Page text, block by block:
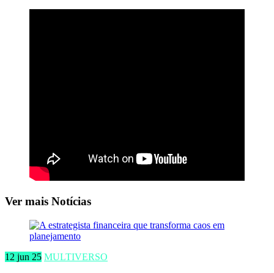
Ver mais Notícias
12 jun 25 MULTIVERSO